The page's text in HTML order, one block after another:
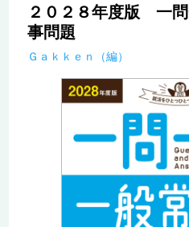
２０２８年度版 一
事問題
Ｇａｋｋｅｎ（編）